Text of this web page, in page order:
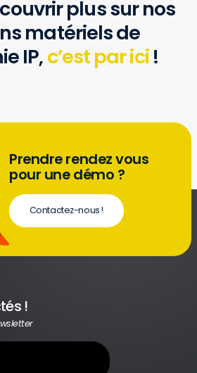
plus sur nos
matériels de
IP,c’est par ici!
Prendre rendez vous
pour une démo ?
Contactez-nous !
!